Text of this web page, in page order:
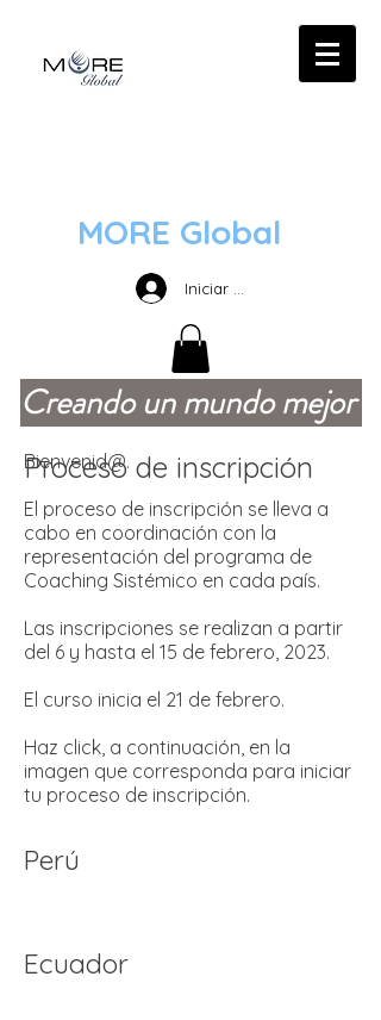
MORE Global
Iniciar sesión
Creando un mundo mejor
Proceso de inscripción
Bienvenid@.
El proceso de inscripción se lleva a
cabo en coordinación con la
representación del programa de
Coaching Sistémico en cada país.
Las inscripciones se realizan a partir
del 6 y hasta el 15 de febrero, 2023.
El curso inicia el 21 de febrero.
Haz click, a continuación, en la
imagen que corresponda para iniciar
tu proceso de inscripción.
Perú
Ecuador